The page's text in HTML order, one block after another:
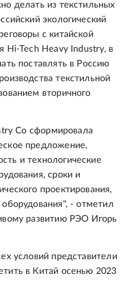
делать из текстильных
экологический
с китайской
Hi-Tech Heavy Industry, в
поставлять в Россию
текстильной
вторичного
Co сформировала
предложение,
и технологические
сроки и
проектирования,
- отметил
развитию РЭО Игорь
условий представители
в Китай осенью 2023